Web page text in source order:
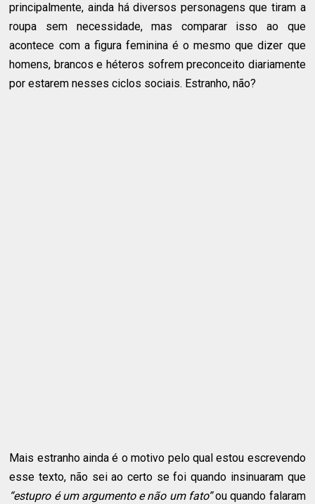
principalmente, ainda há diversos personagens que tiram a
roupa sem necessidade, mas comparar isso ao que
acontece com a figura feminina é o mesmo que dizer que
homens, brancos e héteros sofrem preconceito diariamente
por estarem nesses ciclos sociais. Estranho, não?
Mais estranho ainda é o motivo pelo qual estou escrevendo
esse texto, não sei ao certo se foi quando insinuaram que
“estupro é um argumento e não um fato”ou quando falaram